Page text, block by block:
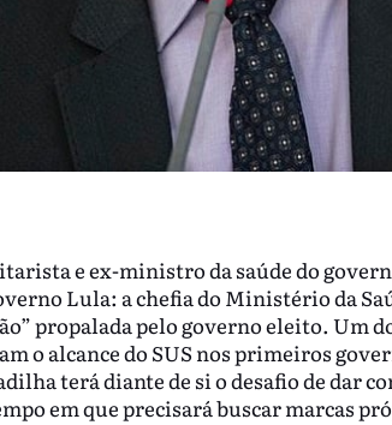
e ex-ministro da saúde do
Lula: a chefia do Ministério da
propalada pelo governo eleito. Um
o alcance do SUS nos primeiros
terá diante de si o desafio de dar
em que precisará buscar marcas